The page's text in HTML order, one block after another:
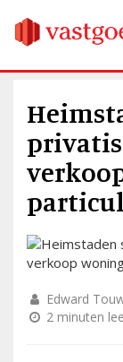
Edward
2 minuten